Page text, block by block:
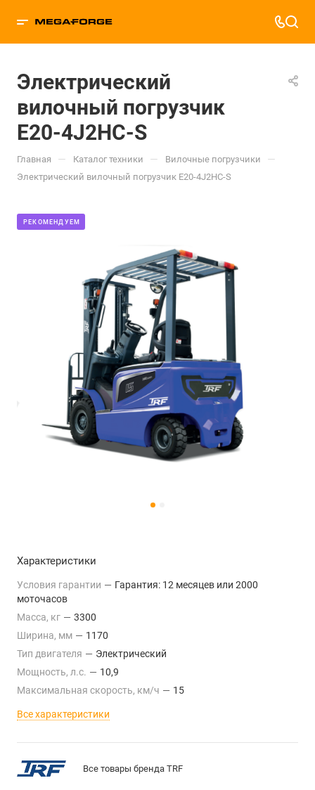
Электрический
вилочный погрузчик
E20-4J2HC-S
Главная — Каталог техники — Вилочные погрузчики —
Электрический вилочный погрузчик E20-4J2HC-S
РЕКОМЕНДУЕМ
Характеристики
Условия гарантии — Гарантия: 12 месяцев или 2000
моточасов
Масса, кг — 3300
Ширина, мм — 1170
Тип двигателя — Электрический
Мощность, л.с. — 10,9
Максимальная скорость, км/ч — 15
Все характеристики
Все товары бренда TRF